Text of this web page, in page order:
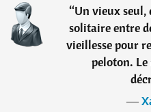
“Un vieux seul,
solitaire entre
vieillesse pour
peloton.
―